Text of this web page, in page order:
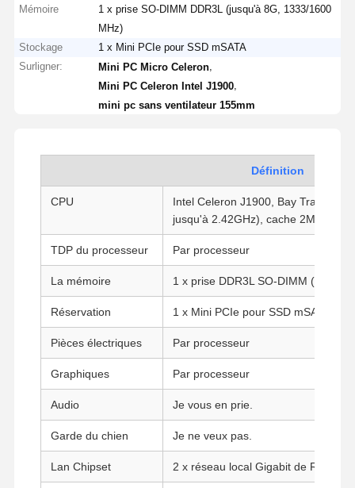
Mémoire
1 x prise SO-DIMM DDR3L (jusqu'à 8G, 1333/1600
MHz)
Stockage
1 x Mini PCIe pour SSD mSATA
Surligner:
Mini PC Micro Celeron
Mini PC Celeron Intel J1900
mini pc sans ventilateur 155mm
Définition
CPU
Intel Celeron J1900, Bay Trail, 4
jusqu'à 2.42GHz), cache 2M,
TDP du processeur Par processeur
La mémoire 1 x prise DDR3L SO-DIMM
Réservation 1 x Mini PCIe pour SSD mSATA
Pièces électriques Par processeur
Graphiques Par processeur
Audio Je vous en prie.
Garde du chien Je ne veux pas.
Lan Chipset 2 x réseau local Gigabit de Realtek